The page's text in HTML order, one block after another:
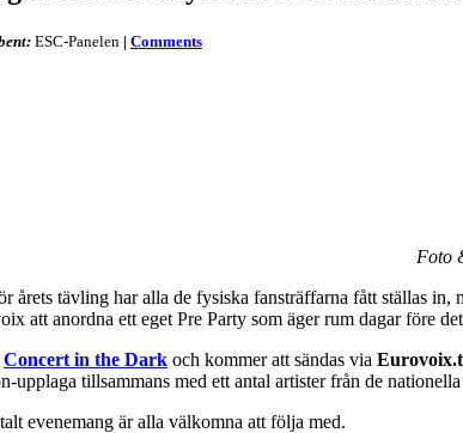
ESC-Panelen | Comments
Foto
årets tävling har alla de fysiska fansträffarna fått ställas in,
att anordna ett eget Pre Party som äger rum dagar före
Concert in the Dark och kommer att sändas via
upplaga tillsammans med ett antal artister från de
evenemang är alla välkomna att följa med.